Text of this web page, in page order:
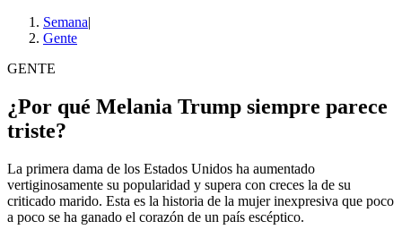
Semana|
Gente
GENTE
¿Por qué Melania Trump siempre parece
triste?
La primera dama de los Estados Unidos ha aumentado
vertiginosamente su popularidad y supera con creces la de su
criticado marido. Esta es la historia de la mujer inexpresiva que poco
a poco se ha ganado el corazón de un país escéptico.